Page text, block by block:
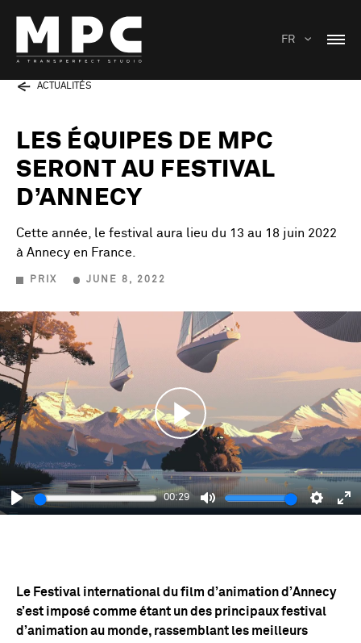
FR
ACTUALITÉS
LES ÉQUIPES DE MPC
SERONT AU FESTIVAL
D’ANNECY
Cette année, le festival aura lieu du 13 au 18 juin 2022
à Annecy en France.
PRIX JUNE 8, 2022
Play
00:29
Mute
Play
Le Festival international du film d’animation d’Annecy
s’est imposé comme étant un des principaux festival
d’animation au monde, rassemblant les meilleurs